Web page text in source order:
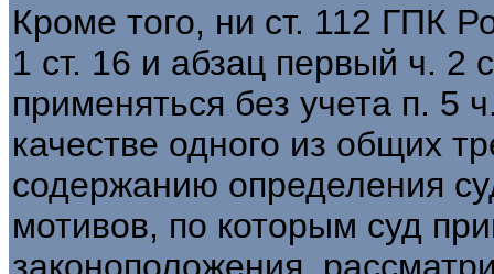
Кроме того, ни ст. 112 ГПК
1 ст. 16 и абзац первый ч. 2
применяться без учета п. 5
качестве одного из общих
содержанию определения
мотивов, по которым суд
законоположения,